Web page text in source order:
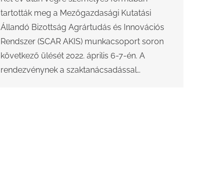
tartották meg a Mezőgazdasági Kutatási
Állandó Bizottság Agrártudás és Innovációs
Rendszer (SCAR AKIS) munkacsoport soron
következő ülését 2022. április 6-7-én. A
rendezvénynek a szaktanácsadással…